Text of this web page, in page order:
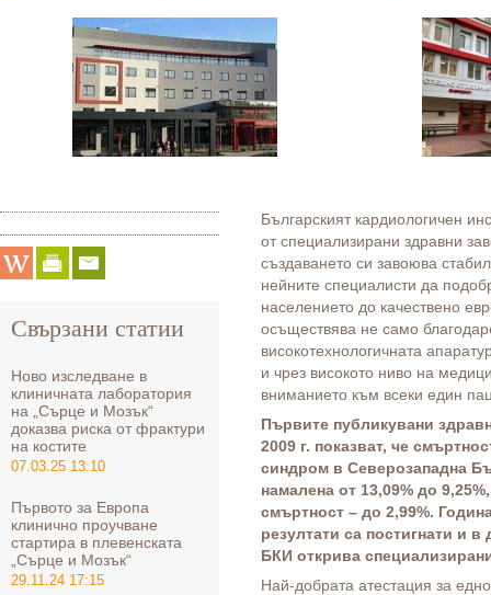
Българският кардиологичен
от специализирани здравни
създаването си завоюва
нейните специалисти да
населението до качествено
осъществява не само
високотехнологичната
и чрез високото ниво на
вниманието към всеки един
Първите публикувани
2009 г. показват, че
синдром в Северозападна
намалена от 13,09% до
смъртност – до 2,99%.
резултати са постигнати и в
БКИ открива
Най-добрата атестация за
Свързани статии
Ново изследване в
клиничната лаборатория
на „Сърце и Мозък“
доказва риска от фрактури
на костите
07.03.25 13:10
Първото за Европа
клинично проучване
стартира в плевенската
„Сърце и Мозък“
29.11.24 17:15